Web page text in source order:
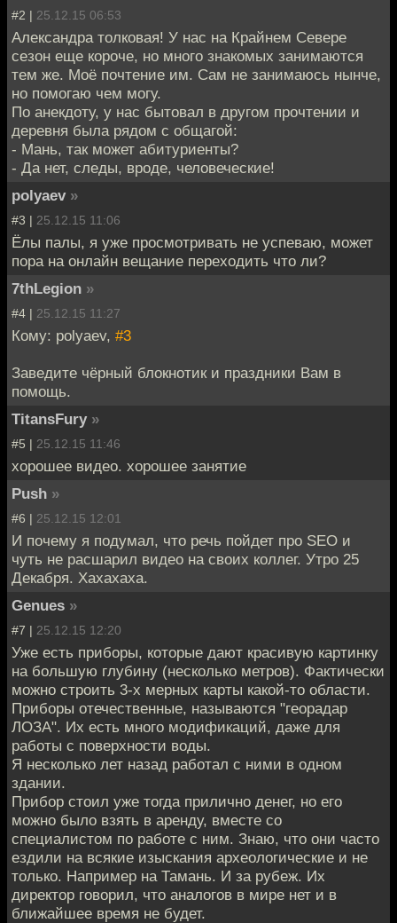
#2 | 25.12.15 06:53
Александра толковая! У нас на Крайнем Севере
сезон еще короче, но много знакомых занимаются
тем же. Моё почтение им. Сам не занимаюсь нынче,
но помогаю чем могу.
По анекдоту, у нас бытовал в другом прочтении и
деревня была рядом с общагой:
- Мань, так может абитуриенты?
- Да нет, следы, вроде, человеческие!
polyaev »
#3 | 25.12.15 11:06
Ёлы палы, я уже просмотривать не успеваю, может
пора на онлайн вещание переходить что ли?
7thLegion »
#4 | 25.12.15 11:27
Кому: polyaev, #3
Заведите чёрный блокнотик и праздники Вам в
помощь.
TitansFury »
#5 | 25.12.15 11:46
хорошее видео. хорошее занятие
Push »
#6 | 25.12.15 12:01
И почему я подумал, что речь пойдет про SEO и
чуть не расшарил видео на своих коллег. Утро 25
Декабря. Хахахаха.
Genues »
#7 | 25.12.15 12:20
Уже есть приборы, которые дают красивую картинку
на большую глубину (несколько метров). Фактически
можно строить 3-х мерных карты какой-то области.
Приборы отечественные, называются "георадар
ЛОЗА". Их есть много модификаций, даже для
работы с поверхности воды.
Я несколько лет назад работал с ними в одном
здании.
Прибор стоил уже тогда прилично денег, но его
можно было взять в аренду, вместе со
специалистом по работе с ним. Знаю, что они часто
ездили на всякие изыскания археологические и не
только. Например на Тамань. И за рубеж. Их
директор говорил, что аналогов в мире нет и в
ближайшее время не будет.